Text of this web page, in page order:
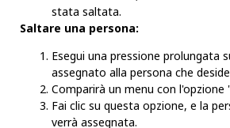
stata saltata.
Saltare una persona:
Esegui una pressione prolungata
assegnato alla persona che
Comparirà un menu con l'opzione
Fai clic su questa opzione, e la
verrà assegnata.